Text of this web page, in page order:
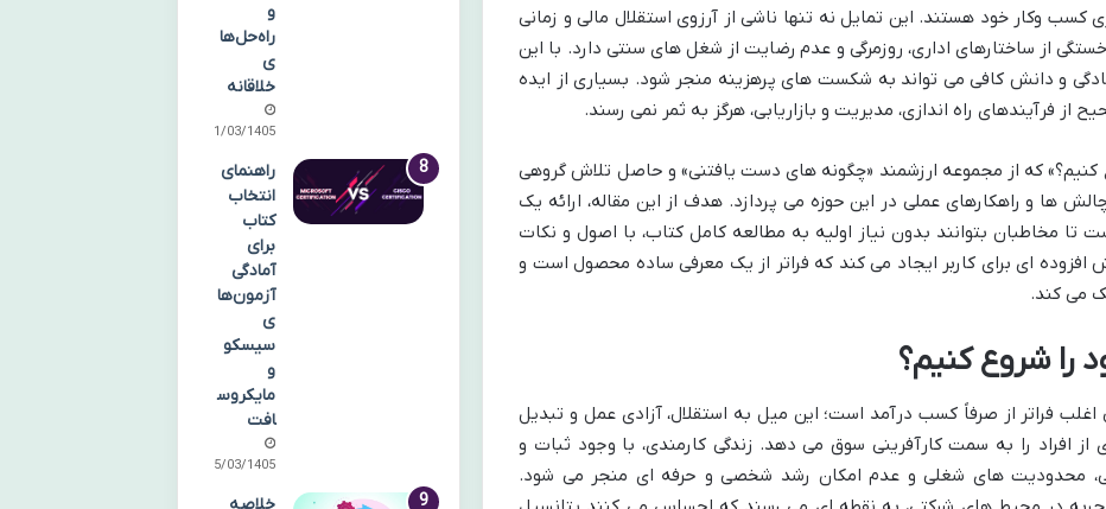
کسب وکار خود هستند. این تمایل نه تنها ناشی از آرزوی استقلال مالی و زمانی
از ساختارهای اداری، روزمرگی و عدم رضایت از شغل های سنتی دارد. با این
و دانش کافی می تواند به شکست های پرهزینه منجر شود. بسیاری از ایده
فرآیندهای راه اندازی، مدیریت و بازاریابی، هرگز به ثمر نمی رسند.
کنیم؟» که از مجموعه ارزشمند «چگونه های دست یافتنی» و حاصل تلاش گروهی
ها و راهکارهای عملی در این حوزه می پردازد. هدف از این مقاله، ارائه یک
تا مخاطبان بتوانند بدون نیاز اولیه به مطالعه کامل کتاب، با اصول و نکات
افزوده ای برای کاربر ایجاد می کند که فراتر از یک معرفی ساده محصول است و
می کند.
را شروع کنیم؟
فراتر از صرفاً کسب درآمد است؛ این میل به استقلال، آزادی عمل و تبدیل
از افراد را به سمت کارآفرینی سوق می دهد. زندگی کارمندی، با وجود ثبات و
محدودیت های شغلی و عدم امکان رشد شخصی و حرفه ای منجر می شود.
و
راه‌حل‌ها
ی
خلاقانه
31/03/1405
راهنمای
انتخاب
کتاب
برای
آمادگی
آزمون‌ها
ی
سیسکو
و
مایکروس
افت
25/03/1405